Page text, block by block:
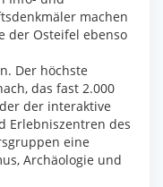
machen
der Osteifel ebenso
Der höchste
das fast 2.000
der interaktive
Erlebniszentren des
eine
Archäologie und